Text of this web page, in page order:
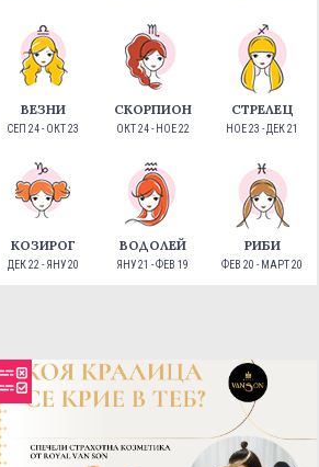
ВЕЗНИ
СЕП 24 - ОКТ 23
СКОРПИОН
ОКТ 24 - НОЕ 22
СТРЕЛЕЦ
НОЕ 23 - ДЕК 21
КОЗИРОГ
ДЕК 22 - ЯНУ 20
ВОДОЛЕЙ
ЯНУ 21 - ФЕВ 19
РИБИ
ФЕВ 20 - МАРТ 20